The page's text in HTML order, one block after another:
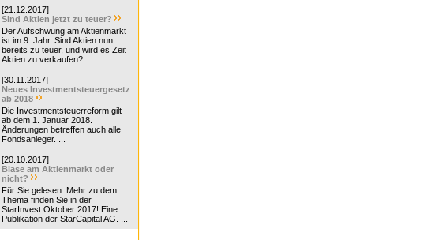
[21.12.2017]
Sind Aktien jetzt zu teuer?
Der Aufschwung am Aktienmarkt
ist im 9. Jahr. Sind Aktien nun
bereits zu teuer, und wird es Zeit
Aktien zu verkaufen? ...
[30.11.2017]
Neues Investmentsteuergesetz
ab 2018
Die Investmentsteuerreform gilt
ab dem 1. Januar 2018.
Änderungen betreffen auch alle
Fondsanleger. ...
[20.10.2017]
Blase am Aktienmarkt oder
nicht?
Für Sie gelesen: Mehr zu dem
Thema finden Sie in der
StarInvest Oktober 2017! Eine
Publikation der StarCapital AG. ...